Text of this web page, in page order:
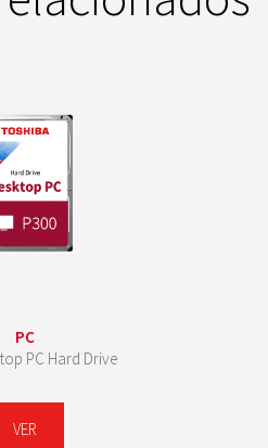
PC
PC Hard Drive
VER